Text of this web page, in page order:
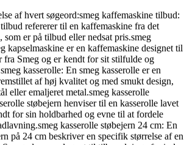
af hvert søgeord:smeg kaffemaskine tilbud:
refererer til en kaffemaskine fra det
er på tilbud eller nedsat pris.smeg
kapselmaskine er en kaffemaskine designet til
fra Smeg og er kendt for sit stilfulde og
kasserolle: En smeg kasserolle er en
af høj kvalitet og med smukt design,
eller emaljeret metal.smeg kasserolle
støbejern henviser til en kasserolle lavet
for sin holdbarhed og evne til at fordele
kasserolle støbejern 24 cm: En
på 24 cm beskriver en specifik størrelse af en